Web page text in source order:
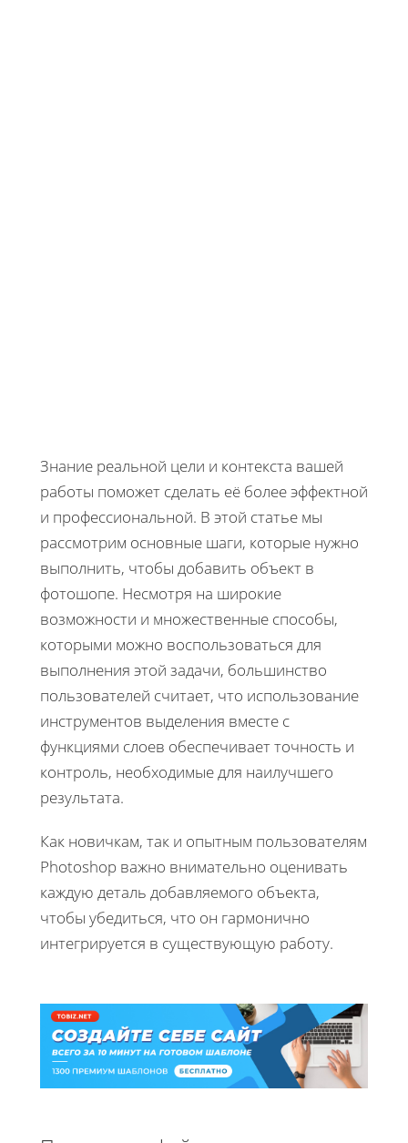
Знание реальной цели и контекста вашей
работы поможет сделать её более эффектной
и профессиональной. В этой статье мы
рассмотрим основные шаги, которые нужно
выполнить, чтобы добавить объект в
фотошопе. Несмотря на широкие
возможности и множественные способы,
которыми можно воспользоваться для
выполнения этой задачи, большинство
пользователей считает, что использование
инструментов выделения вместе с
функциями слоев обеспечивает точность и
контроль, необходимые для наилучшего
результата.
Как новичкам, так и опытным пользователям
Photoshop важно внимательно оценивать
каждую деталь добавляемого объекта,
чтобы убедиться, что он гармонично
интегрируется в существующую работу.